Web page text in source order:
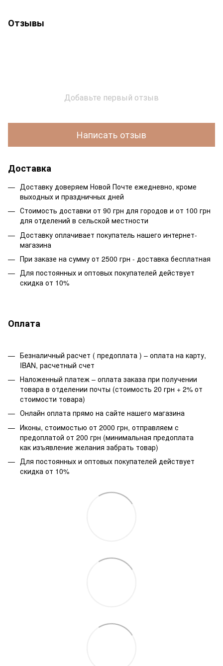
Отзывы
Добавьте первый отзыв
Написать отзыв
Доставка
Доставку доверяем Новой Почте ежедневно, кроме
выходных и праздничных дней
Стоимость доставки от 90 грн для городов и от 100 грн
для отделений в сельской местности
Доставку оплачивает покупатель нашего интернет-
магазина
При заказе на сумму от 2500 грн - доставка бесплатная
Для постоянных и оптовых покупателей действует
скидка от 10%
Оплата
Безналичный расчет ( предоплата ) – оплата на карту,
IBAN, расчетный счет
Наложенный платеж – оплата заказа при получении
товара в отделении почты (стоимость 20 грн + 2% от
стоимости товара)
Онлайн оплата прямо на сайте нашего магазина
Иконы, стоимостью от 2000 грн, отправляем с
предоплатой от 200 грн (минимальная предоплата
как изъявление желания забрать товар)
Для постоянных и оптовых покупателей действует
скидка от 10%